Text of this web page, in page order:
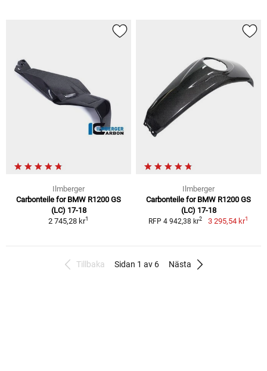
Ilmberger
Carbonteile for BMW R1200 GS
(LC) 17-18
2 745,28 kr1
Ilmberger
Carbonteile for BMW R1200 GS
(LC) 17-18
RFP 4 942,38 kr2 3 295,54 kr1
Tillbaka Sidan 1 av 6 Nästa